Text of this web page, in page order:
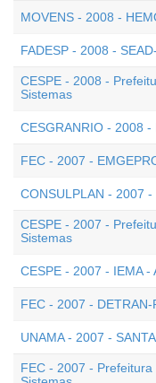
MOVENS - 2008 -
FADESP - 2008 -
CESPE - 2008 -
Sistemas
CESGRANRIO - 2008
FEC - 2007 -
CONSULPLAN - 2007
CESPE - 2007 -
Sistemas
CESPE - 2007 - IEMA -
FEC - 2007 -
UNAMA - 2007 -
FEC - 2007 -